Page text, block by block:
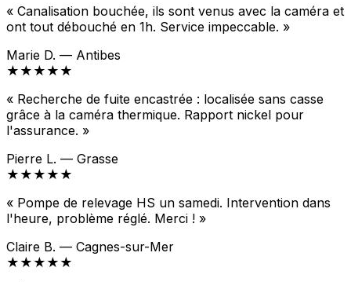
« Canalisation bouchée, ils sont venus avec la caméra et
ont tout débouché en 1h. Service impeccable. »
Marie D. — Antibes
★★★★★
« Recherche de fuite encastrée : localisée sans casse
grâce à la caméra thermique. Rapport nickel pour
l'assurance. »
Pierre L. — Grasse
★★★★★
« Pompe de relevage HS un samedi. Intervention dans
l'heure, problème réglé. Merci ! »
Claire B. — Cagnes-sur-Mer
★★★★★